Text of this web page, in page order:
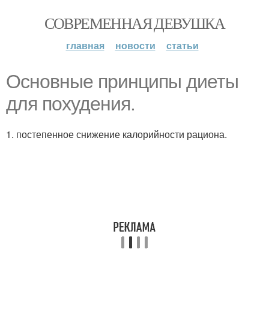
СОВРЕМЕННАЯ ДЕВУШКА
главная новости статьи
Основные принципы диеты
для похудения.
1. постепенное снижение калорийности рациона.